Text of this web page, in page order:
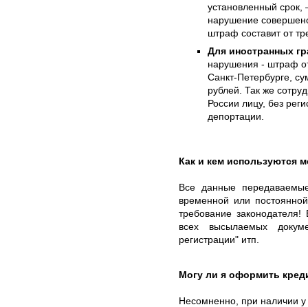
установленный
нарушение
штраф составит от
Для иностранных
нарушения - штраф
Санкт-Петербурге,
рублей. Так же
России лицу, без
депортации.
Как и кем используются
Все данные
временной или
требование
всех высылаемых
регистрации" итп.
Могу ли я оформить
Несомненно, при наличии